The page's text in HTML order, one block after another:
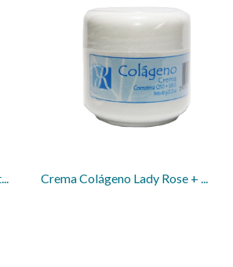
Crema Colágeno Lady Rose + ...